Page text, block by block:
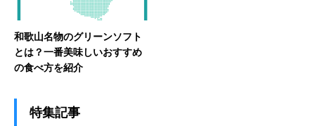
和歌山名物のグリーンソフト
とは？一番美味しいおすすめ
の食べ方を紹介
特集記事